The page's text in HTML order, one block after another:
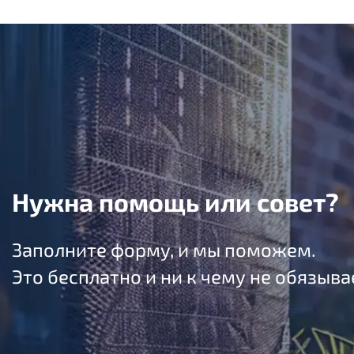
Нужна помощь или совет?
Заполните форму, и мы поможем.
Это бесплатно и ни к чему не